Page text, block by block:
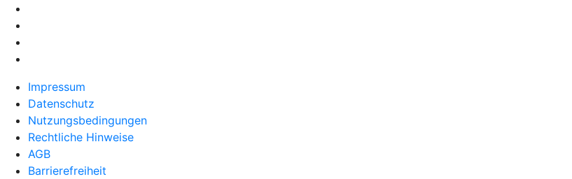
Impressum
Datenschutz
Nutzungsbedingungen
Rechtliche Hinweise
AGB
Barrierefreiheit